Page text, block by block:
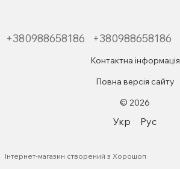
+380988658186 +380988658186
Контактна інформація
Повна версія сайту
© 2026
Укр Рус
Інтернет-магазин створений з Хорошоп